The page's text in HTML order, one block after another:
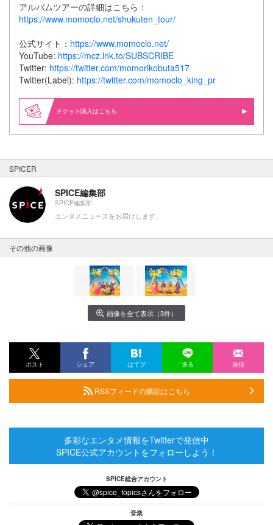
アルバムツアーの詳細はこちら：
https://www.momoclo.net/shukuten_tour/
公式サイト： https://www.momoclo.net/
YouTube: https://mcz.lnk.to/SUBSCRIBE
Twitter: https://twitter.com/momorikobuta517
Twitter(Label): https://twitter.com/momoclo_king_pr
購入はこちら
SPICER
SPICE編集部
SPICE編集部
エンタメニュースをお届けします。
その他の画像
画像を全て表示（3件）
ポスト シェア はてブ 送る 送信
RSSフィードの購読はこちら
多彩なエンタメ情報をTwitterで発信中
SPICE公式アカウントをフォローしよう！
SPICE総合アカウント
音楽